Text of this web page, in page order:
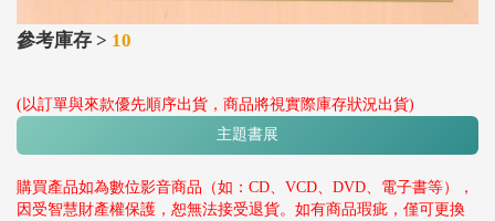
參考庫存 > 10
(以訂單與來款優先順序出貨，商品將視實際庫存狀況出貨)
主題書展
購買產品如為數位影音商品（如：CD、VCD、DVD、電子書等），
因受智慧財產權保護，恕無法接受退貨。如有商品瑕疵，僅可更換